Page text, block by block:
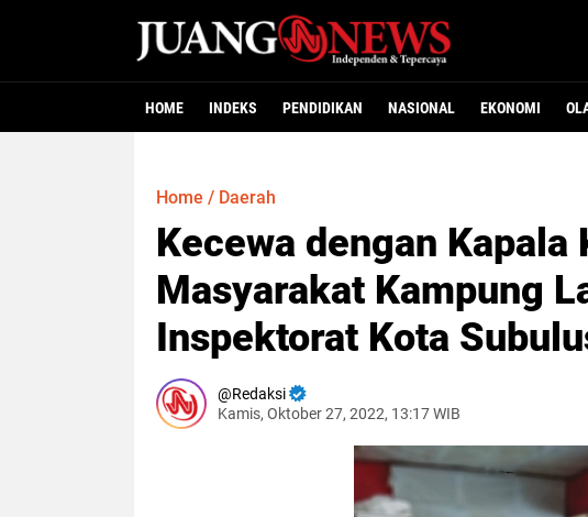
HOME INDEKS PENDIDIKAN NASIONAL EKONOMI
Home / Daerah
Kecewa dengan Kapala
Masyarakat Kampung
Inspektorat Kota
Redaksi
Kamis, Oktober 27, 2022, 13:17 WIB